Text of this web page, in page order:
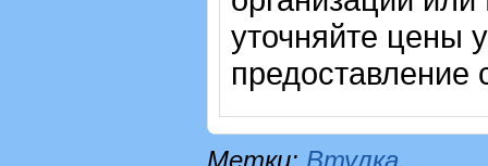
уточняйте цены
предоставление